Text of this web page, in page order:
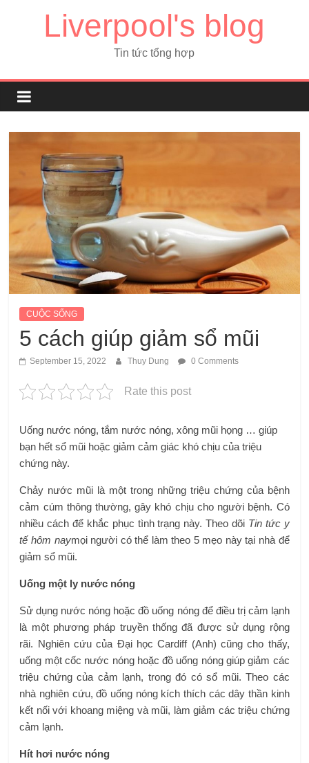
Liverpool's blog
Tin tức tổng hợp
CUỘC SỐNG
5 cách giúp giảm sổ mũi
September 15, 2022 Thuy Dung 0 Comments
Rate this post
Uống nước nóng, tắm nước nóng, xông mũi họng … giúp
bạn hết sổ mũi hoặc giảm cảm giác khó chịu của triệu
chứng này.
Chảy nước mũi là một trong những triệu chứng của bệnh
cảm cúm thông thường, gây khó chịu cho người bệnh. Có
nhiều cách để khắc phục tình trạng này. Theo dõi Tin tức y
tế hôm naymọi người có thể làm theo 5 mẹo này tại nhà để
giảm sổ mũi.
Uống một ly nước nóng
Sử dụng nước nóng hoặc đồ uống nóng để điều trị cảm lạnh
là một phương pháp truyền thống đã được sử dụng rộng
rãi. Nghiên cứu của Đại học Cardiff (Anh) cũng cho thấy,
uống một cốc nước nóng hoặc đồ uống nóng giúp giảm các
triệu chứng của cảm lạnh, trong đó có sổ mũi. Theo các
nhà nghiên cứu, đồ uống nóng kích thích các dây thần kinh
kết nối với khoang miệng và mũi, làm giảm các triệu chứng
cảm lạnh.
Hít hơi nước nóng